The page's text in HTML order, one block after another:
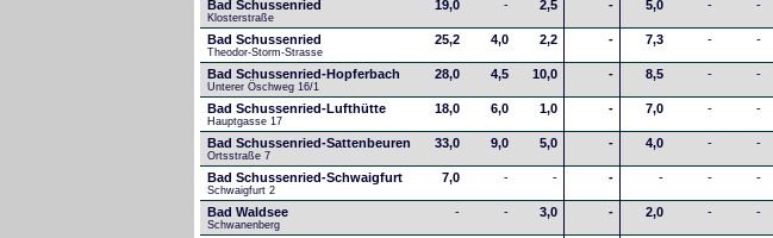
Bad Schussenried
Klosterstraße
19,0 - 2,5 - 5,0 - -
Bad Schussenried
Theodor-Storm-Strasse
25,2 4,0 2,2 - 7,3 - -
Bad Schussenried-Hopferbach
Unterer Öschweg 16/1
28,0 4,5 10,0 - 8,5 - -
Bad Schussenried-Lufthütte
Hauptgasse 17
18,0 6,0 1,0 - 7,0 - -
Bad Schussenried-Sattenbeuren
Ortsstraße 7
33,0 9,0 5,0 - 4,0 - -
Bad Schussenried-Schwaigfurt
Schwaigfurt 2
7,0 - - - - - -
Bad Waldsee
Schwanenberg
- - 3,0 - 2,0 - -